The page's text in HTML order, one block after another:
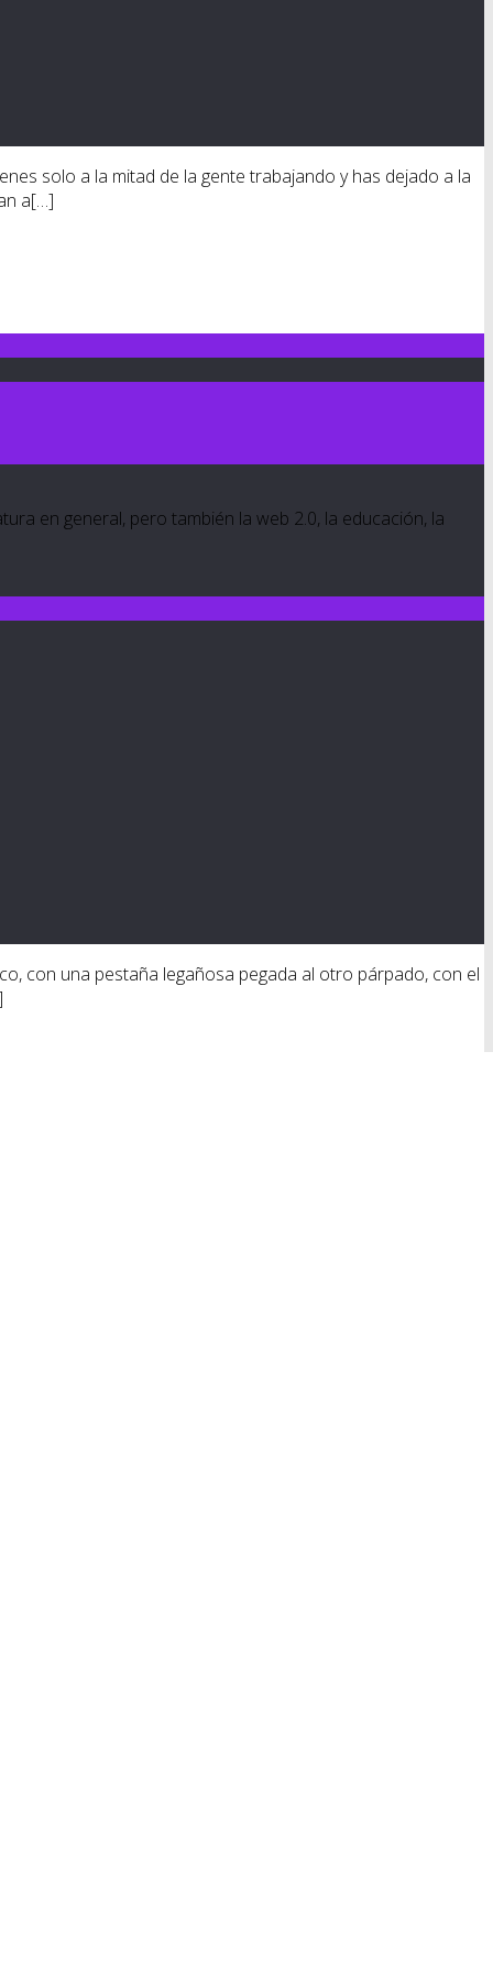
solo a la mitad de la gente trabajando y has dejado a la
a[…]
en general, pero también la web 2.0, la educación, la
con una pestaña legañosa pegada al otro párpado, con el